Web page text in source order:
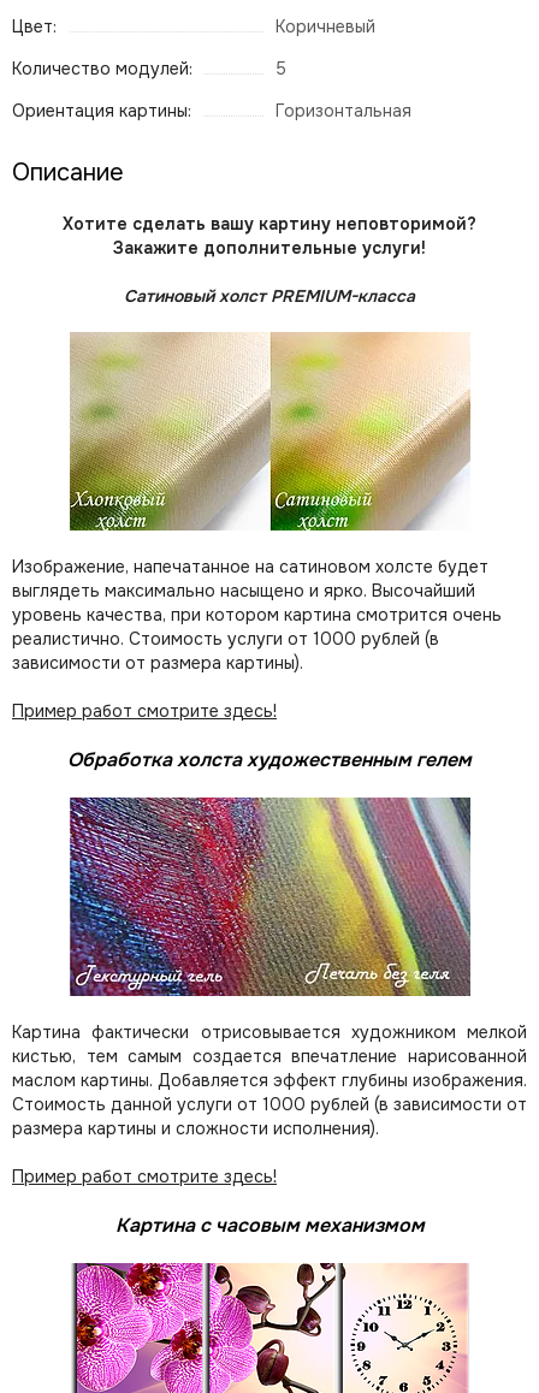
Цвет:
Коричневый
Количество модулей:
5
Ориентация картины:
Горизонтальная
Описание
Хотите сделать вашу картину неповторимой?
Закажите дополнительные услуги!
Сатиновый холст PREMIUM-класса
Изображение, напечатанное на сатиновом холсте будет
выглядеть максимально насыщено и ярко. Высочайший
уровень качества, при котором картина смотрится очень
реалистично. Стоимость услуги от 1000 рублей (в
зависимости от размера картины).
Пример работ смотрите здесь!
Обработка холста художественным гелем
Картина фактически отрисовывается художником мелкой
кистью, тем самым создается впечатление нарисованной
маслом картины. Добавляется эффект глубины изображения.
Стоимость данной услуги от 1000 рублей (в зависимости от
размера картины и сложности исполнения).
Пример работ смотрите здесь!
Картина с часовым механизмом